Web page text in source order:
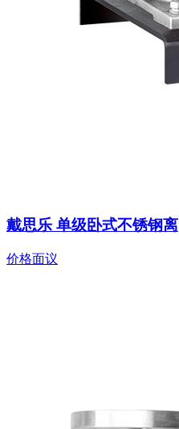
戴思乐 单级卧式不锈钢离
价格面议